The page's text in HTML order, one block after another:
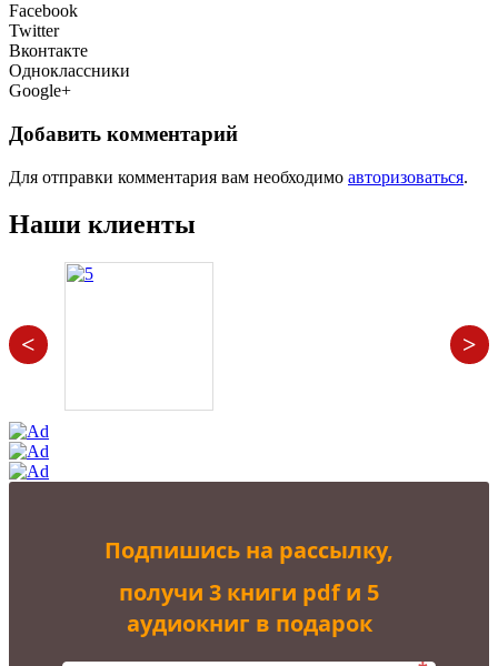
Facebook
Twitter
Вконтакте
Одноклассники
Google+
Добавить комментарий
Для отправки комментария вам необходимо авторизоваться.
Наши клиенты
< >
Подпишись на рассылку,
получи 3 книги pdf и 5
аудиокниг в подарок